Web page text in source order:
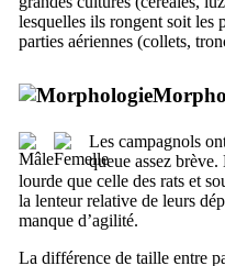
lesquelles ils rongent soit les
parties aériennes (collets,
Les campagnols
queue assez
lourde que celle des rats et
la lenteur relative de leurs
manque d’agilité.
La différence de taille entre